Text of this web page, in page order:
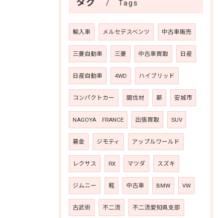
タグ Tags
輸入車 メルセデスベンツ 中古車販売
三菱自動車 三菱 中古車買取 日産
日産自動車 4WD ハイブリッド
コンパクトカー 間伐材 薪 安城市
NAGOYA FRANCE 出張買取 SUV
募金 ジモティ アップルワールド
レクサス RX マツダ スズキ
ジムニー 軽 中古車 BMW VW
古武術 不二流 不二流愛知県支部